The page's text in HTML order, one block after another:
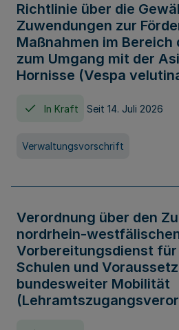
Richtlinie über die
Zuwendungen zur
Maßnahmen im
zum Umgang mit der
Hornisse (Vespa
In Kraft Seit 14. Juli 2026
Verwaltungsvorschrift
Verordnung über den
nordrhein-
Vorbereitungsdienst
Schulen und
bundesweiter Mobilität